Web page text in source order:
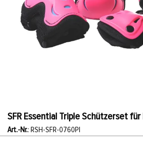
SFR Essential Triple Schützerset
Art.-Nr.: RSH-SFR-0760PI